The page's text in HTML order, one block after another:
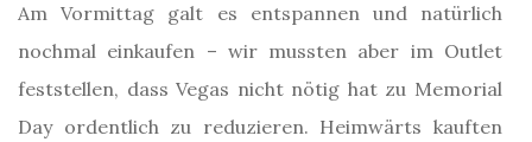
Am Vormittag galt es entspannen und natürlich
nochmal einkaufen – wir mussten aber im Outlet
feststellen, dass Vegas nicht nötig hat zu Memorial
Day ordentlich zu reduzieren. Heimwärts kauften